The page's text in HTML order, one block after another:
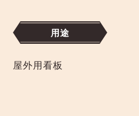
用途
屋外用看板